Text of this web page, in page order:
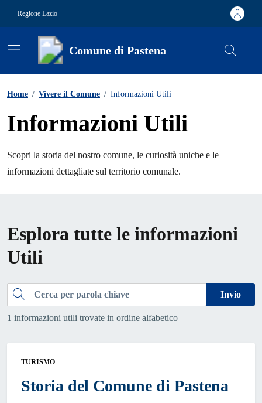
Regione Lazio
Comune di Pastena
Home / Vivere il Comune / Informazioni Utili
Informazioni Utili
Scopri la storia del nostro comune, le curiosità uniche e le
informazioni dettagliate sul territorio comunale.
Esplora tutte le informazioni
Utili
Cerca Invio
1 informazioni utili trovate in ordine alfabetico
TURISMO
Storia del Comune di Pastena